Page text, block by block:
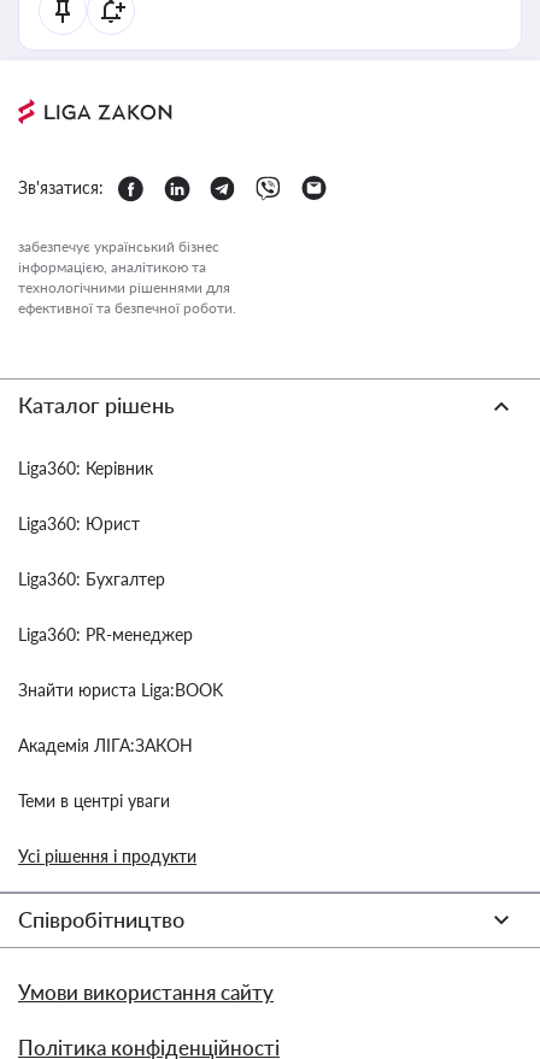
Зв'язатися:
забезпечує український бізнес
інформацією, аналітикою та
технологічними рішеннями для
ефективної та безпечної роботи.
Каталог рішень
Liga360: Керівник
Liga360: Юрист
Liga360: Бухгалтер
Liga360: PR-менеджер
Знайти юриста Liga:BOOK
Академія ЛІГА:ЗАКОН
Теми в центрі уваги
Усі рішення і продукти
Співробітництво
Умови використання сайту
Політика конфіденційності